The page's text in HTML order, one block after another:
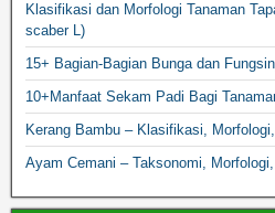
Klasifikasi dan Morfologi Tanaman
scaber L)
15+ Bagian-Bagian Bunga dan
10+Manfaat Sekam Padi Bagi
Kerang Bambu – Klasifikasi,
Ayam Cemani – Taksonomi,